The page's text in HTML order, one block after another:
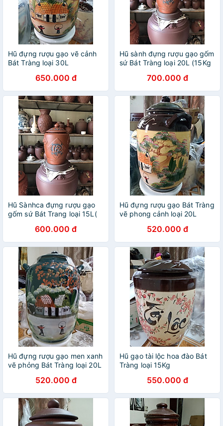
Hũ đựng rượu gạo vẽ cảnh
Bát Tràng loại 30L
650.000 đ
Hũ sành đựng rượu gạo gốm
sứ Bát Tràng loại 20L (15Kg
700.000 đ
Hũ Sànhca đựng rượu gạo
gốm sứ Bát Trang loại 15L(
600.000 đ
Hũ đựng rượu gạo Bát Tràng
vẽ phong cảnh loại 20L
520.000 đ
Hũ đựng rượu gạo men xanh
vẽ phỏng Bát Tràng loại 20L
520.000 đ
Hũ gạo tài lộc hoa đào Bát
Tràng loại 15Kg
550.000 đ